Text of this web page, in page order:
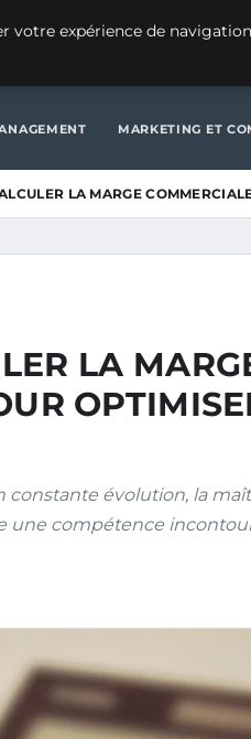
MARKETING ET
LA MARGE
LA
évolution, la
une compétence
votre expérience de